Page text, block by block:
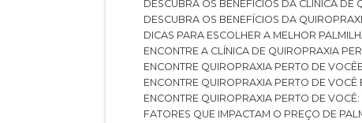
DESCUBRA OS BENEFÍCIOS DA CLÍNICA
DESCUBRA OS BENEFÍCIOS DA
DICAS PARA ESCOLHER A MELHOR
ENCONTRE A CLÍNICA DE QUIROPRAXIA
ENCONTRE QUIROPRAXIA PERTO DE VOCÊ
ENCONTRE QUIROPRAXIA PERTO DE
ENCONTRE QUIROPRAXIA PERTO DE
FATORES QUE IMPACTAM O PREÇO DE